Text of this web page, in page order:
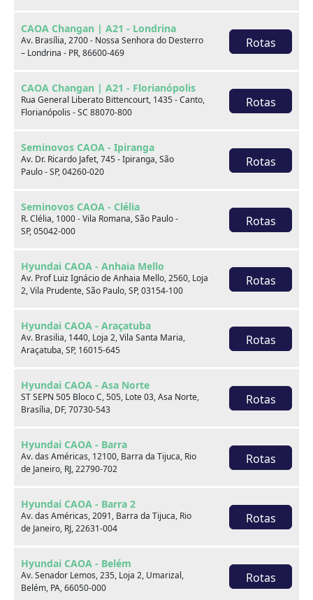
CAOA Changan | A21 - Londrina
Av. Brasília, 2700 - Nossa Senhora do Desterro
– Londrina - PR, 86600-469
Rotas
CAOA Changan | A21 - Florianópolis
Rua General Liberato Bittencourt, 1435 - Canto,
Florianópolis - SC 88070-800
Rotas
Seminovos CAOA - Ipiranga
Av. Dr. Ricardo Jafet, 745 - Ipiranga, São
Paulo - SP, 04260-020
Rotas
Seminovos CAOA - Clélia
R. Clélia, 1000 - Vila Romana, São Paulo -
SP, 05042-000
Rotas
Hyundai CAOA - Anhaia Mello
Av. Prof Luiz Ignácio de Anhaia Mello, 2560, Loja
2, Vila Prudente, São Paulo, SP, 03154-100
Rotas
Hyundai CAOA - Araçatuba
Av. Brasilia, 1440, Loja 2, Vila Santa Maria,
Araçatuba, SP, 16015-645
Rotas
Hyundai CAOA - Asa Norte
ST SEPN 505 Bloco C, 505, Lote 03, Asa Norte,
Brasília, DF, 70730-543
Rotas
Hyundai CAOA - Barra
Av. das Américas, 12100, Barra da Tijuca, Rio
de Janeiro, RJ, 22790-702
Rotas
Hyundai CAOA - Barra 2
Av. das Américas, 2091, Barra da Tijuca, Rio
de Janeiro, RJ, 22631-004
Rotas
Hyundai CAOA - Belém
Av. Senador Lemos, 235, Loja 2, Umarizal,
Belém, PA, 66050-000
Rotas
Destaques
Sobre nós
Venda seu usado